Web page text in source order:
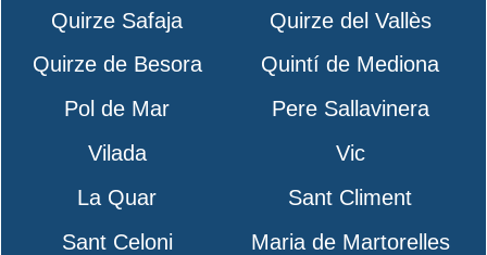
Quirze Safaja
Quirze del Vallès
Quirze de Besora
Quintí de Mediona
Pol de Mar
Pere Sallavinera
Vilada
Vic
La Quar
Sant Climent
Sant Celoni
Maria de Martorelles